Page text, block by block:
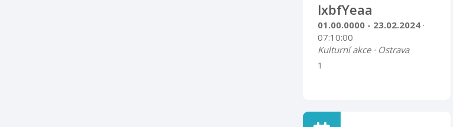
lxbfYeaa
01.00.0000 - 23.02.2024 ·
07:10:00
Kulturní akce · Ostrava
1